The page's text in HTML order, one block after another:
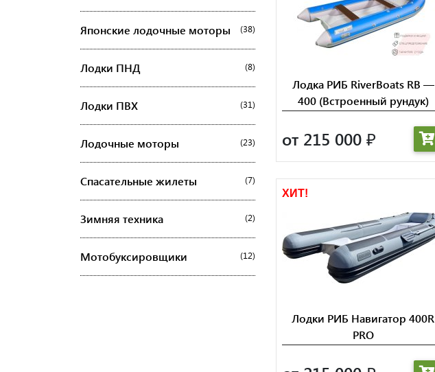
Японские лодочные моторы (38)
Лодки ПНД (8)
Лодки ПВХ (31)
Лодочные моторы (23)
Спасательные жилеты (7)
Зимняя техника (2)
Мотобуксировщики (12)
Лодка РИБ RiverBoats RB —
400 (Встроенный рундук)
от 215 000 ₽
ХИТ!
Лодки РИБ Навигатор 400R
PRO